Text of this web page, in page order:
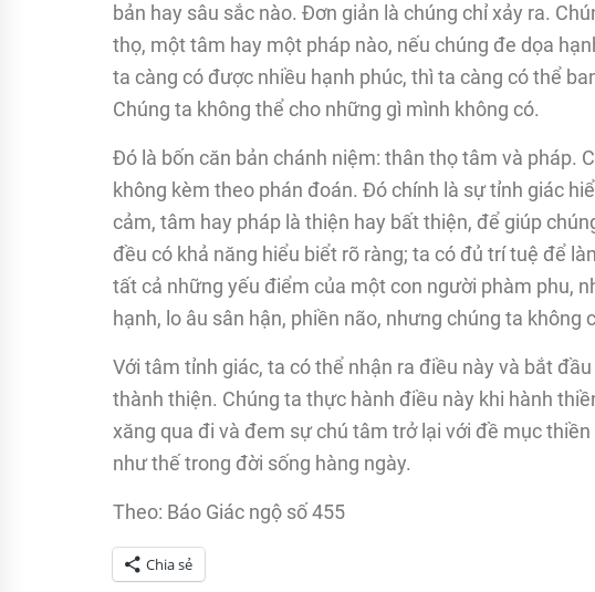
bản hay sâu sắc nào. Đơn giản là chúng chỉ xảy ra.
thọ, một tâm hay một pháp nào, nếu chúng đe dọa
ta càng có được nhiều hạnh phúc, thì ta càng có thể
Chúng ta không thể cho những gì mình không có.
Đó là bốn căn bản chánh niệm: thân thọ tâm và pháp.
không kèm theo phán đoán. Đó chính là sự tỉnh giác
cảm, tâm hay pháp là thiện hay bất thiện, để giúp
đều có khả năng hiểu biểt rõ ràng; ta có đủ trí tuệ để
tất cả những yếu điểm của một con người phàm phu,
hạnh, lo âu sân hận, phiền não, nhưng chúng ta không
Với tâm tỉnh giác, ta có thể nhận ra điều này và bắt
thành thiện. Chúng ta thực hành điều này khi hành
xăng qua đi và đem sự chú tâm trở lại với đề mục
như thế trong đời sống hàng ngày.
Theo: Báo Giác ngộ số 455
Chia sẻ